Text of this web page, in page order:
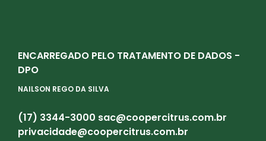
ENCARREGADO PELO TRATAMENTO DE DADOS -
DPO
NAILSON REGO DA SILVA
(17) 3344-3000 sac@coopercitrus.com.br
privacidade@coopercitrus.com.br